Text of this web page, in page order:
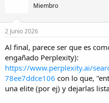
Miembro
2 Junio 2026
Al final, parece ser que es
engañado Perplexity):
https://www.perplexity.ai/
78ee7ddce106 con lo que,
una elite (por ej) y dejarlas